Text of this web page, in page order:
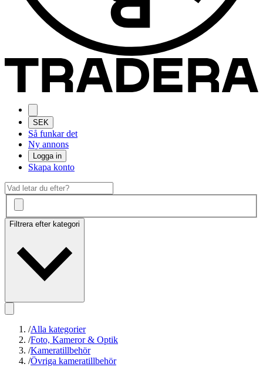
SEK
Så funkar det
Ny annons
Logga in
Skapa konto
Filtrera efter kategori
/Alla kategorier
/Foto, Kameror & Optik
/Kameratillbehör
/Övriga kameratillbehör